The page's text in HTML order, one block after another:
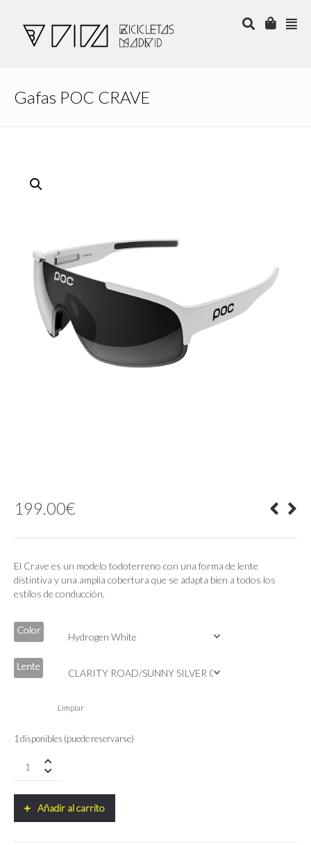
Gafas POC CRAVE
199.00€
El Crave es un modelo todoterreno con una forma de lente
distintiva y una amplia cobertura que se adapta bien a todos los
estilos de conducción.
Color
Lente
Limpiar
1 disponibles (puede reservarse)
POC
Añadir al carrito